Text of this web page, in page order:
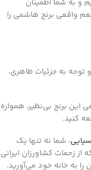
و به شما اطمینان
واقعی برنج هاشمی را
به جزئیات ظاهری،
این برنج بی‌نظیر، همواره
کنید.
، شما نه تنها یک
از زحمات کشاورزان ایرانی
به خانه خود می‌آورید.